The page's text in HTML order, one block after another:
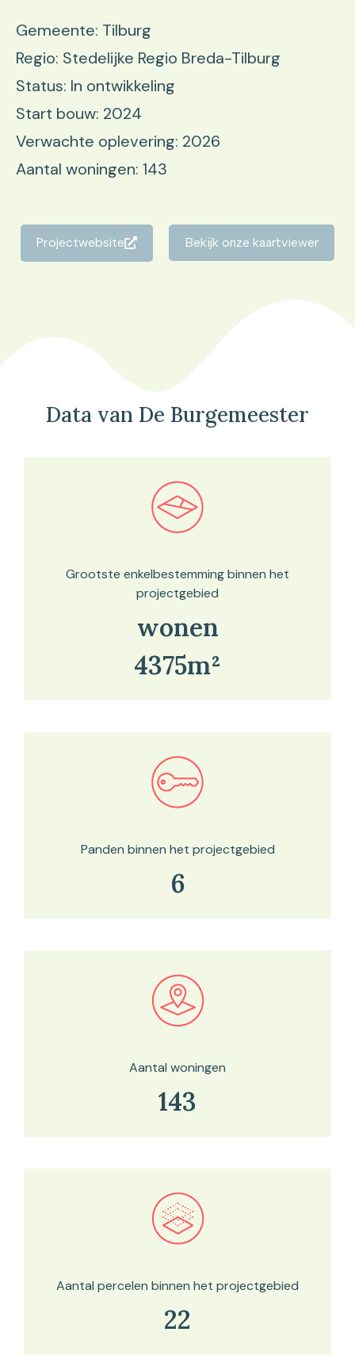
Gemeente: Tilburg
Regio: Stedelijke Regio Breda-Tilburg
Status: In ontwikkeling
Start bouw: 2024
Verwachte oplevering: 2026
Aantal woningen: 143
Projectwebsite Bekijk onze kaartviewer
Data van De Burgemeester
Bekijk in onze kaartviewer
Grootste enkelbestemming binnen het
projectgebied
wonen
4375m²
Bekijk in onze kaartviewer
Panden binnen het projectgebied
6
Bekijk in onze kaartviewer
Aantal woningen
143
Bekijk in onze kaartviewer
Aantal percelen binnen het projectgebied
22